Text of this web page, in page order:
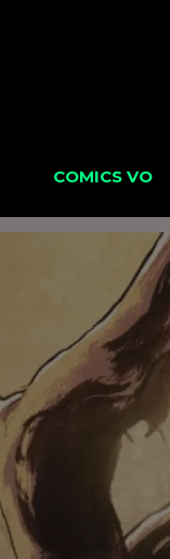
COMICS VO